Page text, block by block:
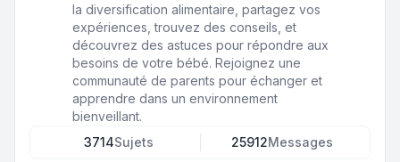
la diversification alimentaire, partagez vos
expériences, trouvez des conseils, et
découvrez des astuces pour répondre aux
besoins de votre bébé. Rejoignez une
communauté de parents pour échanger et
apprendre dans un environnement
bienveillant.
3714Sujets 25912Messages